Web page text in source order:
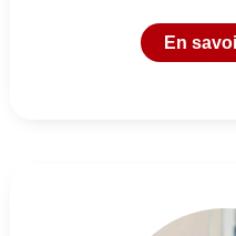
En